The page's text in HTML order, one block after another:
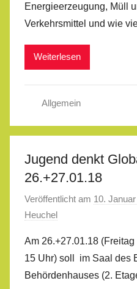
Energieerzeugung, Müll
Verkehrsmittel und wie
Weiterlesen
Allgemein
Jugend denkt
26.+27.01.18
Veröffentlicht am 10.
Heuchel
Am 26.+27.01.18
15 Uhr) soll im Saal des
Behördenhauses (2.